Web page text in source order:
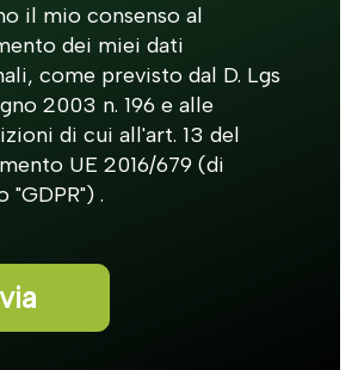
il mio consenso al
dei miei dati
come previsto dal D. Lgs
2003 n. 196 e alle
di cui all'art. 13 del
UE 2016/679 (di
"GDPR") .